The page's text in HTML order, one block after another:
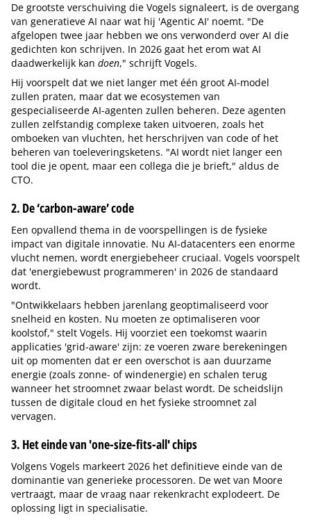
De grootste verschuiving die Vogels signaleert, is de overgang
van generatieve AI naar wat hij 'Agentic AI' noemt. "De
afgelopen twee jaar hebben we ons verwonderd over AI die
gedichten kon schrijven. In 2026 gaat het erom wat AI
daadwerkelijk kan doen," schrijft Vogels.
Hij voorspelt dat we niet langer met één groot AI-model
zullen praten, maar dat we ecosystemen van
gespecialiseerde AI-agenten zullen beheren. Deze agenten
zullen zelfstandig complexe taken uitvoeren, zoals het
omboeken van vluchten, het herschrijven van code of het
beheren van toeleveringsketens. "AI wordt niet langer een
tool die je opent, maar een collega die je brieft," aldus de
CTO.
2. De ‘carbon-aware’ code
Een opvallend thema in de voorspellingen is de fysieke
impact van digitale innovatie. Nu AI-datacenters een enorme
vlucht nemen, wordt energiebeheer cruciaal. Vogels voorspelt
dat 'energiebewust programmeren' in 2026 de standaard
wordt.
"Ontwikkelaars hebben jarenlang geoptimaliseerd voor
snelheid en kosten. Nu moeten ze optimaliseren voor
koolstof," stelt Vogels. Hij voorziet een toekomst waarin
applicaties 'grid-aware' zijn: ze voeren zware berekeningen
uit op momenten dat er een overschot is aan duurzame
energie (zoals zonne- of windenergie) en schalen terug
wanneer het stroomnet zwaar belast wordt. De scheidslijn
tussen de digitale cloud en het fysieke stroomnet zal
vervagen.
3. Het einde van 'one-size-fits-all' chips
Volgens Vogels markeert 2026 het definitieve einde van de
dominantie van generieke processoren. De wet van Moore
vertraagt, maar de vraag naar rekenkracht explodeert. De
oplossing ligt in specialisatie.